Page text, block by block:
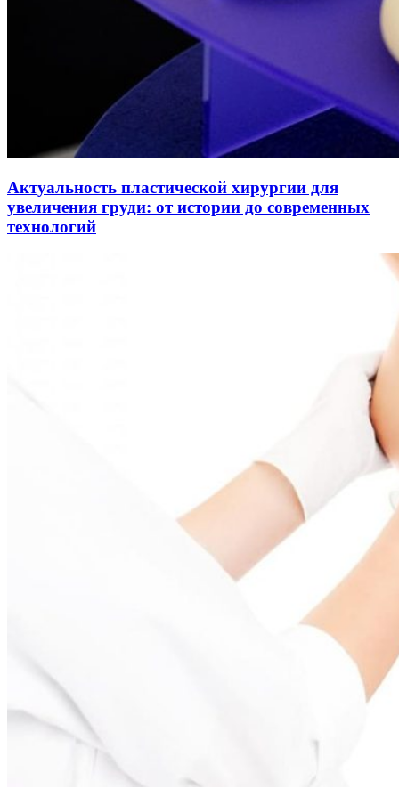
Актуальность пластической хирургии для
увеличения груди: от истории до современных
технологий